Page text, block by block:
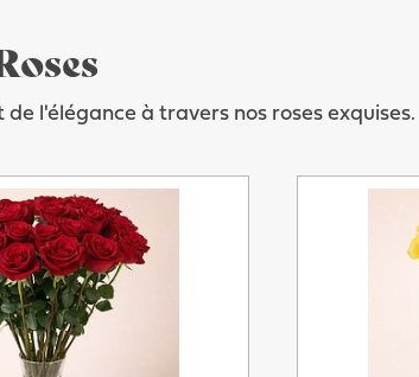
demain
l'élégance à travers nos roses exquises.